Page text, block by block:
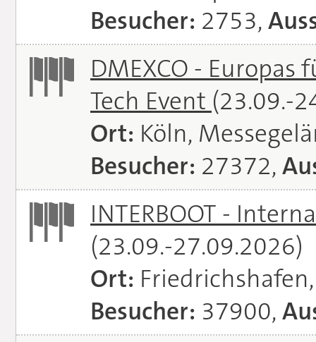
Besucher: 2753,
DMEXCO -
Tech Event (23.09.-
Ort: Köln,
Besucher: 27372,
INTERBOOT -
(23.09.-27.09.2026)
Ort:
Besucher: 37900,